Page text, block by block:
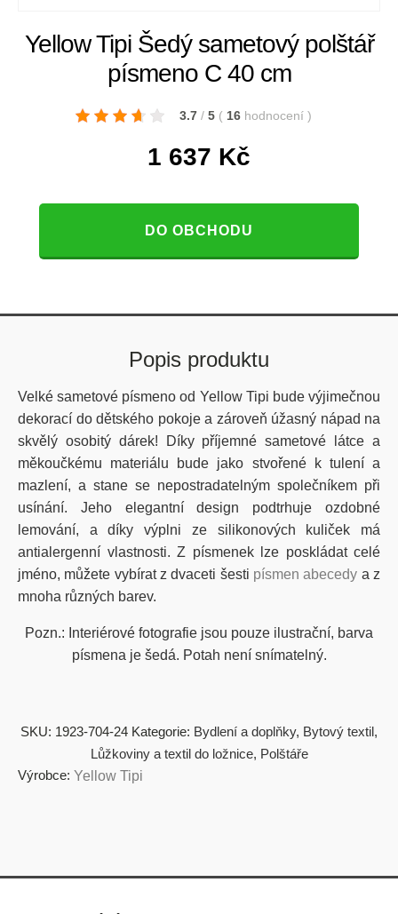
Yellow Tipi Šedý sametový polštář
písmeno C 40 cm
3.7 / 5 ( 16 hodnocení )
1 637 Kč
DO OBCHODU
Popis produktu
Velké sametové písmeno od Yellow Tipi bude výjimečnou
dekorací do dětského pokoje a zároveň úžasný nápad na
skvělý osobitý dárek! Díky příjemné sametové látce a
měkoučkému materiálu bude jako stvořené k tulení a
mazlení, a stane se nepostradatelným společníkem při
usínání. Jeho elegantní design podtrhuje ozdobné
lemování, a díky výplni ze silikonových kuliček má
antialergenní vlastnosti. Z písmenek lze poskládat celé
jméno, můžete vybírat z dvaceti šesti písmen abecedy a z
mnoha různých barev.
Pozn.: Interiérové fotografie jsou pouze ilustrační, barva
písmena je šedá. Potah není snímatelný.
SKU: 1923-704-24 Kategorie: Bydlení a doplňky, Bytový textil,
Lůžkoviny a textil do ložnice, Polštáře
Výrobce: Yellow Tipi